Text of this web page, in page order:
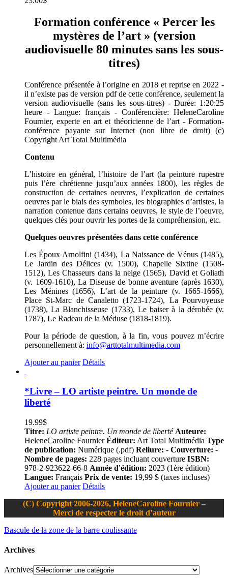
Formation conférence « Percer les
mystères de l’art » (version
audiovisuelle 80 minutes sans les sous-
titres)
Conférence présentée à l’origine en 2018 et reprise en 2022 -
il n’existe pas de version pdf de cette conférence, seulement la
version audiovisuelle (sans les sous-titres) - Durée: 1:20:25
heure - Langue: français - Conférencière: HeleneCaroline
Fournier, experte en art et théoricienne de l’art - Formation-
conférence payante sur Internet (non libre de droit) (c)
Copyright Art Total Multimédia
Contenu
L’histoire en général, l’histoire de l’art (la peinture rupestre
puis l’ère chrétienne jusqu’aux années 1800), les règles de
construction de certaines oeuvres, l’explication de certaines
oeuvres par le biais des symboles, les biographies d’artistes, la
narration contenue dans certains oeuvres, le style de l’oeuvre,
quelques clés pour ouvrir les portes de la compréhension, etc.
Quelques oeuvres présentées dans cette conférence
Les Époux Arnolfini (1434), La Naissance de Vénus (1485),
Le Jardin des Délices (v. 1500), Chapelle Sixtine (1508-
1512), Les Chasseurs dans la neige (1565), David et Goliath
(v. 1609-1610), La Diseuse de bonne aventure (après 1630),
Les Ménines (1656), L’art de la peinture (v. 1665-1666),
Place St-Marc de Canaletto (1723-1724), La Pourvoyeuse
(1738), La Blanchisseuse (1733), Le baiser à la dérobée (v.
1787), Le Radeau de la Méduse (1818-1819).
Pour la période de question, à la fin, vous pouvez m’écrire
personnellement à: info@arttotalmultimedia.com
Ajouter au panier Détails
*Livre – LO artiste peintre. Un monde de
liberté
19.99$
Titre: LO artiste peintre. Un monde de liberté Auteure:
HeleneCaroline FournierÉditeur: Art Total Multimédia Type
de publication: Numérique (.pdf) Reliure: - Couverture: -
Nombre de pages: 228 pages incluant couverture ISBN:
978-2-923622-66-8 Année d'édition: 2023 (1ère édition)
Langue: Français Prix de vente: 19,99 $ (taxes incluses)
Ajouter au panier Détails
(C) Copyright 2006-2026, HeleneCaroline Fournier –
Merci de respecter le droit d’auteur
Bascule de la zone de la barre coulissante
Archives
Archives